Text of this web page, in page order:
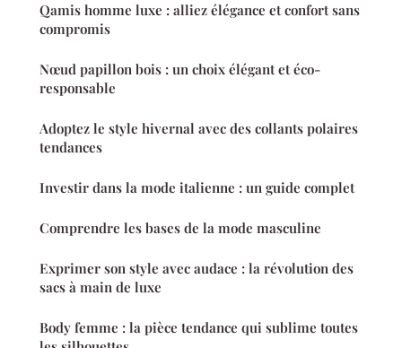
Qamis homme luxe : alliez élégance et confort sans
compromis
Nœud papillon bois : un choix élégant et éco-
responsable
Adoptez le style hivernal avec des collants polaires
tendances
Investir dans la mode italienne : un guide complet
Comprendre les bases de la mode masculine
Exprimer son style avec audace : la révolution des
sacs à main de luxe
Body femme : la pièce tendance qui sublime toutes